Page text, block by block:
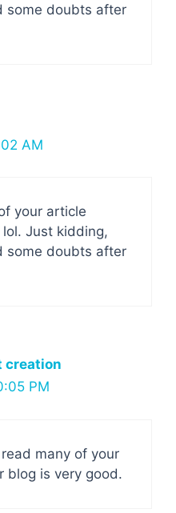
some doubts after
AM
your article
Just kidding,
some doubts after
creation
PM
many of your
blog is very good.